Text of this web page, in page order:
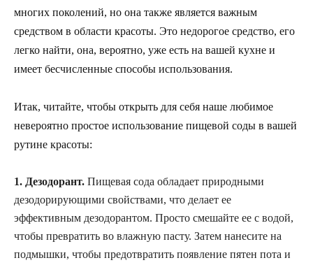
многих поколений, но она также является важным
средством в области красоты. Это недорогое средство, его
легко найти, она, вероятно, уже есть на вашей кухне и
имеет бесчисленные способы использования.
Итак, читайте, чтобы открыть для себя наше любимое
невероятно простое использование пищевой соды в вашей
рутине красоты:
1. Дезодорант. Пищевая сода обладает природными
дезодорирующими свойствами, что делает ее
эффективным дезодорантом. Просто смешайте ее с водой,
чтобы превратить во влажную пасту. Затем нанесите на
подмышки, чтобы предотвратить появление пятен пота и